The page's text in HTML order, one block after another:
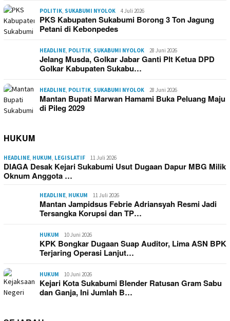
POLITIK, SUKABUMI NYOLOK 4 Juli 2026
PKS Kabupaten Sukabumi Borong 3 Ton Jagung
Petani di Kebonpedes
HEADLINE, POLITIK, SUKABUMI NYOLOK 28 Juni 2026
Jelang Musda, Golkar Jabar Ganti Plt Ketua DPD
Golkar Kabupaten Sukabu…
HEADLINE, POLITIK, SUKABUMI NYOLOK 28 Juni 2026
Mantan Bupati Marwan Hamami Buka Peluang Maju
di Pileg 2029
HUKUM
HEADLINE, HUKUM, LEGISLATIF 11 Juli 2026
DIAGA Desak Kejari Sukabumi Usut Dugaan Dapur MBG Milik
Oknum Anggota …
HEADLINE, HUKUM 11 Juli 2026
Mantan Jampidsus Febrie Adriansyah Resmi Jadi
Tersangka Korupsi dan TP…
HUKUM 10 Juni 2026
KPK Bongkar Dugaan Suap Auditor, Lima ASN BPK
Terjaring Operasi Lanjut…
HUKUM 10 Juni 2026
Kejari Kota Sukabumi Blender Ratusan Gram Sabu
dan Ganja, Ini Jumlah B…